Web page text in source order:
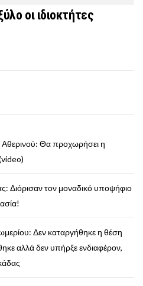
οι ιδιοκτήτες
Αθερινού: Θα προχωρήσει η
Διόρισαν τον μοναδικό υποψήφιο
Δεν καταργήθηκε η θέση
αλλά δεν υπήρξε ενδιαφέρον,